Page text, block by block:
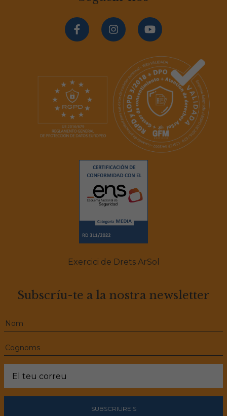
Exercici de Drets ArSol
Subscríu-te a la nostra newsletter
SUBSCRIURE'S